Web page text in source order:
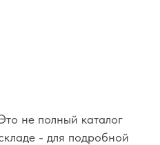
не полный каталог
- для подробной